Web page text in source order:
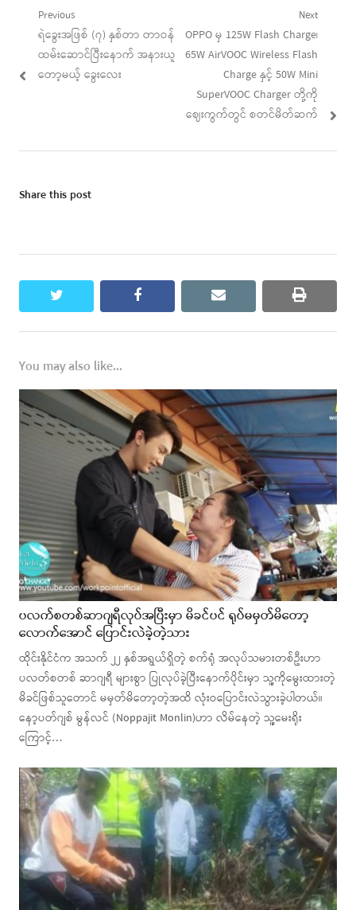
Post
navigation
Previous
Previous
post:
ရဲခွေးအဖြစ် (၇) နှစ်တာ တာဝန်
ထမ်းဆောင်ပြီးနောက် အနားယူ
တော့မယ့် ခွေးလေး
Next
Next
post:
OPPO မှ 125W Flash Charge၊
65W AirVOOC Wireless Flash
Charge နှင့် 50W Mini
SuperVOOC Charger တို့ကို
ဈေးကွက်တွင် စတင်မိတ်ဆက်
Share this post
twitter facebook email print
You may also like...
ပလက်စတစ်ဆာဂျရီလုပ်အပြီးမှာ မိခင်ပင် ရုပ်မမှတ်မိတော့
လောက်အောင် ပြောင်းလဲခဲ့တဲ့သား
ထိုင်းနိုင်ငံက အသက် ၂၂ နှစ်အရွယ်ရှိတဲ့ စက်ရုံ အလုပ်သမားတစ်ဦးဟာ
ပလတ်စတစ် ဆာဂျရီ များစွာ ပြုလုပ်ခဲ့ပြီးနောက်ပိုင်းမှာ သူ့ကိုမွေးထားတဲ့
မိခင်ဖြစ်သူတောင် မမှတ်မိတော့တဲ့အထိ လုံးဝပြောင်းလဲသွားခဲ့ပါတယ်။
နော့ပတ်ဂျစ် မွန်လင် (Noppajit Monlin)ဟာ လိမ်နေတဲ့ သူ့မေးရိုး
ကြောင့်…